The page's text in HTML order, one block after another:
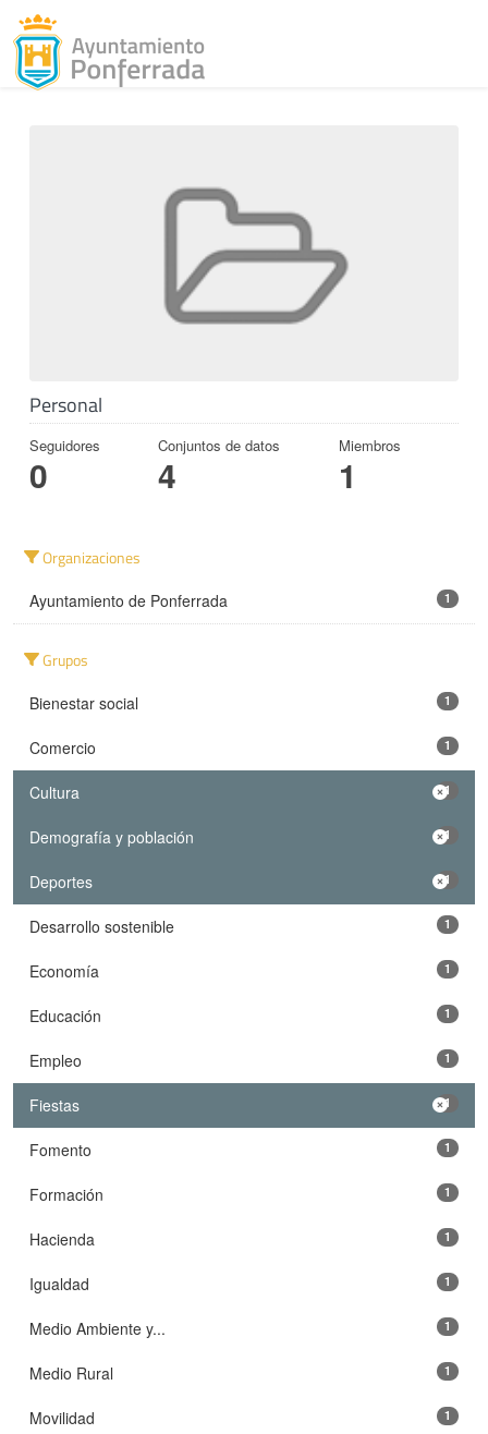
Personal
Seguidores
0
Conjuntos de datos
4
Miembros
1
Organizaciones
Ayuntamiento de Ponferrada 1
Grupos
Bienestar social 1
Comercio 1
Cultura 1
Demografía y población 1
Deportes 1
Desarrollo sostenible 1
Economía 1
Educación 1
Empleo 1
Fiestas 1
Fomento 1
Formación 1
Hacienda 1
Igualdad 1
Medio Ambiente y... 1
Medio Rural 1
Movilidad 1